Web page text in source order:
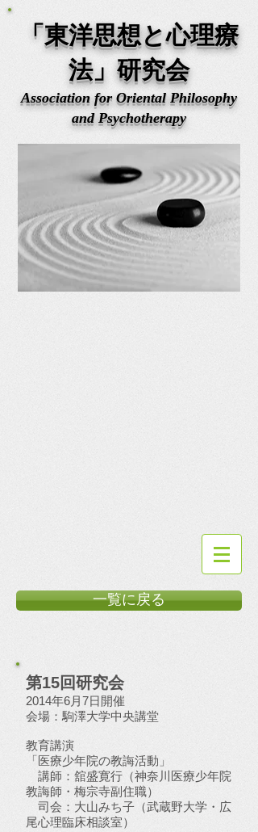
「東洋思想と心理療
法」研究会
Association for Oriental Philosophy
and Psychotherapy
一覧に戻る
第15回研究会
2014年6月7日開催
会場：駒澤大学中央講堂
教育講演
「医療少年院の教誨活動」
講師：舘盛寛行（神奈川医療少年院
教誨師・梅宗寺副住職）
司会：大山みち子（武蔵野大学・広
尾心理臨床相談室）